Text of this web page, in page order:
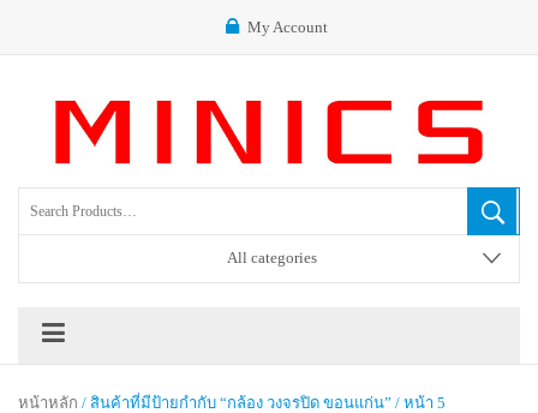
My Account
All categories
หน้าหลัก / สินค้าที่มีป้ายกำกับ “กล้อง วงจรปิด ขอนแก่น” / หน้า 5